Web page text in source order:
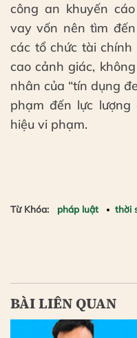
công an khuyến
vay vốn nên tìm
các tổ chức tài
cao cảnh giác,
nhân của “tín dụng
phạm đến lực
hiệu vi phạm.
Từ Khóa: pháp luật thời
BÀI LIÊN QUAN